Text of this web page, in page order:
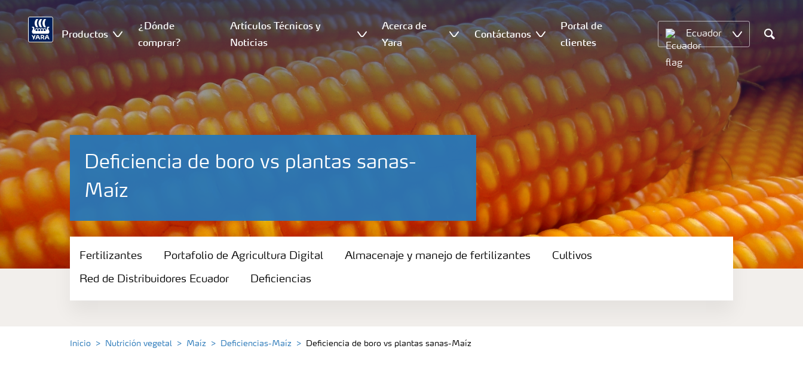
Productos
¿Dónde
comprar?
Artículos Técnicos y
Noticias
Acerca de
Yara
Contáctanos
Portal de
clientes
Ecuador
Search
Deficiencia de boro vs plantas sanas-
Maíz
Fertilizantes
Portafolio de Agricultura Digital
Fertilizantes Portafolio de Agricultura Digital Almacenaje y manejo de fertilizantes Cultivos
Red de Distribuidores Ecuador Deficiencias
Inicio Nutrición vegetal Maíz Deficiencias-Maíz Deficiencia de boro vs plantas sanas-Maíz